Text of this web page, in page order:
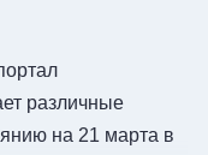
различные
на 21 марта в